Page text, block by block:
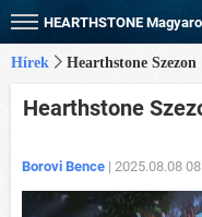
HEARTHSTONE
Hírek Hearthstone
Hearthstone
Borovi Bence | 2025.08.08